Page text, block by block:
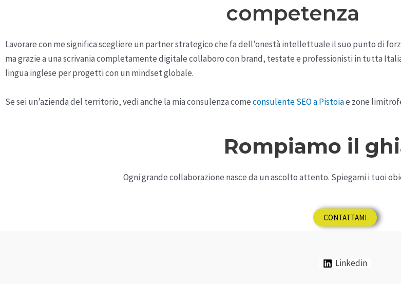
competenza
Lavorare con me significa scegliere un partner strategico che fa dell’onestà intellettuale il suo punto di
ma grazie a una scrivania completamente digitale collaboro con brand, testate e professionisti in tutta
lingua inglese per progetti con un mindset globale.
Se sei un’azienda del territorio, vedi anche la mia consulenza comeconsulente SEO a Pistoiae zone
Rompiamo il
Ogni grande collaborazione nasce da un ascolto attento. Spiegami i tuoi
CONTATTAMI
Linkedin